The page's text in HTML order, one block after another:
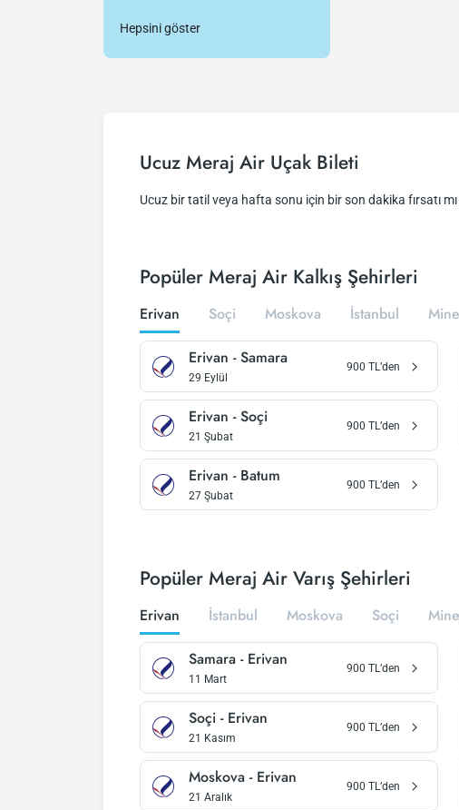
Hepsini göster
Ucuz Meraj Air Uçak Bileti
Ucuz bir tatil veya hafta sonu için bir son dakika fırsatı
Popüler Meraj Air Kalkış Şehirleri
Erivan Soçi Moskova İstanbul
Erivan -Samara
29 Eylül
900 TL’den
Erivan -Soçi
21 Şubat
900 TL’den
Erivan - Batum
27 Şubat
900 TL’den
Popüler Meraj Air Varış Şehirleri
Erivan İstanbul Moskova Soçi
Samara - Erivan
11 Mart
900 TL’den
Soçi - Erivan
21 Kasım
900 TL’den
Moskova - Erivan
21 Aralık
900 TL’den